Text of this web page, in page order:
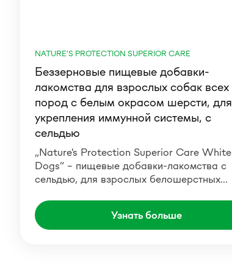
NATURE'S PROTECTION SUPERIOR CARE
Беззерновые пищевые добавки-
лакомства для взрослых собак всех
пород с белым окрасом шерсти, для
укрепления иммунной системы, с
сeльдью
„Nature's Protection Superior Care White
Dogs“ – пищевые добавки-лакомства c
сельдью, для взрослых белошерстных…
Узнать больше